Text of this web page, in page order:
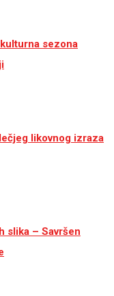
sezona
likovnog izraza
slika – Savršen